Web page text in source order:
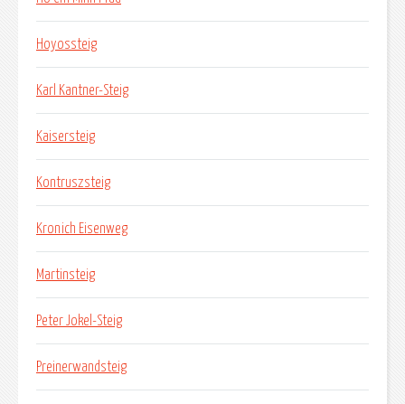
Hoyossteig
Karl Kantner-Steig
Kaisersteig
Kontruszsteig
Kronich Eisenweg
Martinsteig
Peter Jokel-Steig
Preinerwandsteig